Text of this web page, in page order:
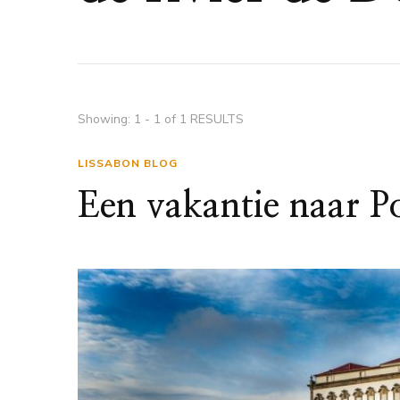
Showing: 1 - 1 of 1 RESULTS
LISSABON BLOG
Een vakantie naar